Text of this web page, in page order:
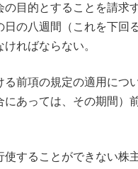
目的とすることを請求
の八週間（これを下回
ればならない。
前項の規定の適用につ
あっては、その期間）
することができない株